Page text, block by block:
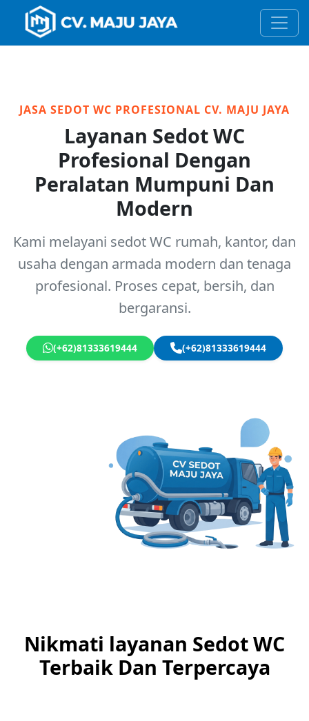
JASA SEDOT WC PROFESIONAL CV. MAJU JAYA
Layanan Sedot WC
Profesional Dengan
Peralatan Mumpuni Dan
Modern
Kami melayani sedot WC rumah, kantor, dan
usaha dengan armada modern dan tenaga
profesional. Proses cepat, bersih, dan
bergaransi.
(+62)81333619444 (+62)81333619444
Nikmati layanan Sedot WC
Terbaik Dan Terpercaya